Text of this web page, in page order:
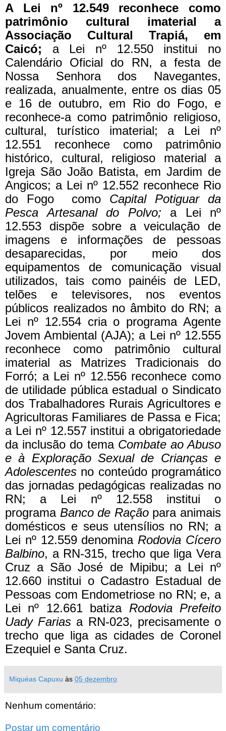
A Lei nº 12.549 reconhece como
patrimônio cultural imaterial a
Associação Cultural Trapiá, em
Caicó; a Lei nº 12.550 institui no
Calendário Oficial do RN, a festa de
Nossa Senhora dos Navegantes,
realizada, anualmente, entre os dias 05
e 16 de outubro, em Rio do Fogo, e
reconhece-a como patrimônio religioso,
cultural, turístico imaterial; a Lei nº
12.551 reconhece como patrimônio
histórico, cultural, religioso material a
Igreja São João Batista, em Jardim de
Angicos; a Lei nº 12.552 reconhece Rio
do Fogo como Capital Potiguar da
Pesca Artesanal do Polvo; a Lei nº
12.553 dispõe sobre a veiculação de
imagens e informações de pessoas
desaparecidas, por meio dos
equipamentos de comunicação visual
utilizados, tais como painéis de LED,
telões e televisores, nos eventos
públicos realizados no âmbito do RN; a
Lei nº 12.554 cria o programa Agente
Jovem Ambiental (AJA); a Lei nº 12.555
reconhece como patrimônio cultural
imaterial as Matrizes Tradicionais do
Forró; a Lei nº 12.556 reconhece como
de utilidade pública estadual o Sindicato
dos Trabalhadores Rurais Agricultores e
Agricultoras Familiares de Passa e Fica;
a Lei nº 12.557 institui a obrigatoriedade
da inclusão do tema Combate ao Abuso
e à Exploração Sexual de Crianças e
Adolescentes no conteúdo programático
das jornadas pedagógicas realizadas no
RN; a Lei nº 12.558 institui o
programa Banco de Raçãopara animais
domésticos e seus utensílios no RN; a
Lei nº 12.559 denomina Rodovia Cícero
Balbino, a RN-315, trecho que liga Vera
Cruz a São José de Mipibu; a Lei nº
12.660 institui o Cadastro Estadual de
Pessoas com Endometriose no RN; e, a
Lei nº 12.661 batiza Rodovia Prefeito
Uady Farias a RN-023, precisamente o
trecho que liga as cidades de Coronel
Ezequiel e Santa Cruz.
Miquéas Capuxu às 05 dezembro
Nenhum comentário:
Postar um comentário